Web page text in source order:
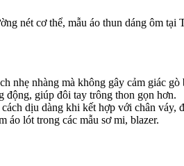
nét cơ thể, mẫu áo thun dáng ôm
nhẹ nhàng mà không gây cảm giác
động, giúp đôi tay trông thon gọn hơn.
dịu dàng khi kết hợp với chân váy,
áo lót trong các mẫu sơ mi, blazer.